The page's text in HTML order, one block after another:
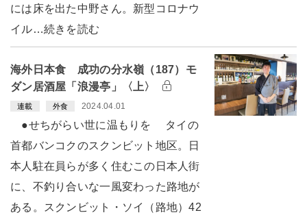
には床を出た中野さん。新型コロナウ
イル…続きを読む
海外日本食 成功の分水嶺（187）モ
ダン居酒屋「浪漫亭」〈上〉
連載 外食 2024.04.01
●せちがらい世に温もりを タイの
首都バンコクのスクンビット地区。日
本人駐在員らが多く住むこの日本人街
に、不釣り合いな一風変わった路地が
ある。スクンビット・ソイ（路地）42